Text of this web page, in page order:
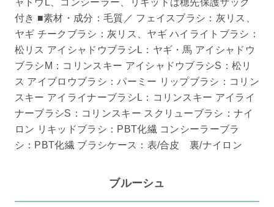
付き ■素材・成分：毛質／ フェイスブラシ：灰リス、
ヤギ チークブラシ：灰リス、ヤギ ハイライトブラシ：
松リス アイシャドウブラシL：ヤギ・馬 アイシャドウ
ブラシM：コリンスキー アイシャドウブラシS：松リ
ス アイブロウブラシ：パーミー リップブラシ：コリン
スキー アイライナーブラシL：コリンスキー アイライ
ナーブラシS：コリンスキー スクリューブラシ：ナイ
ロン リキッドブラシ：PBT化繊 コンシーラーブラ
シ：PBT化繊 ブラシケース：表/合皮 裏/ナイロン
ブルーシュ